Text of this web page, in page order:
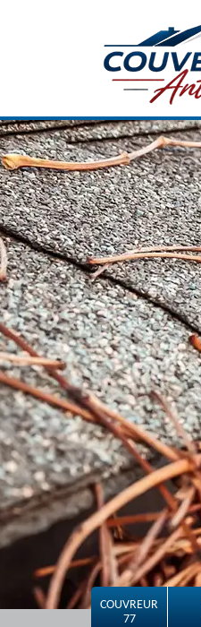
COUVREUR
77